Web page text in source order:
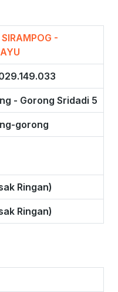
-
- Gorong Sridadi 5
gorong
Ringan)
Ringan)